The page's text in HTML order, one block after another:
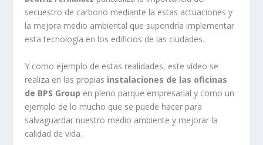
secuestro de carbono mediante la estas actuaciones y
la mejora medio ambiental que supondría implementar
esta tecnología en los edificios de las ciudades.
Y como ejemplo de estas realidades, este vídeo se
realiza en las propias instalaciones de las oficinas
de BPS Group en pleno parque empresarial y como un
ejemplo de lo mucho que se puede hacer para
salvaguardar nuestro medio ambiente y mejorar la
calidad de vida.